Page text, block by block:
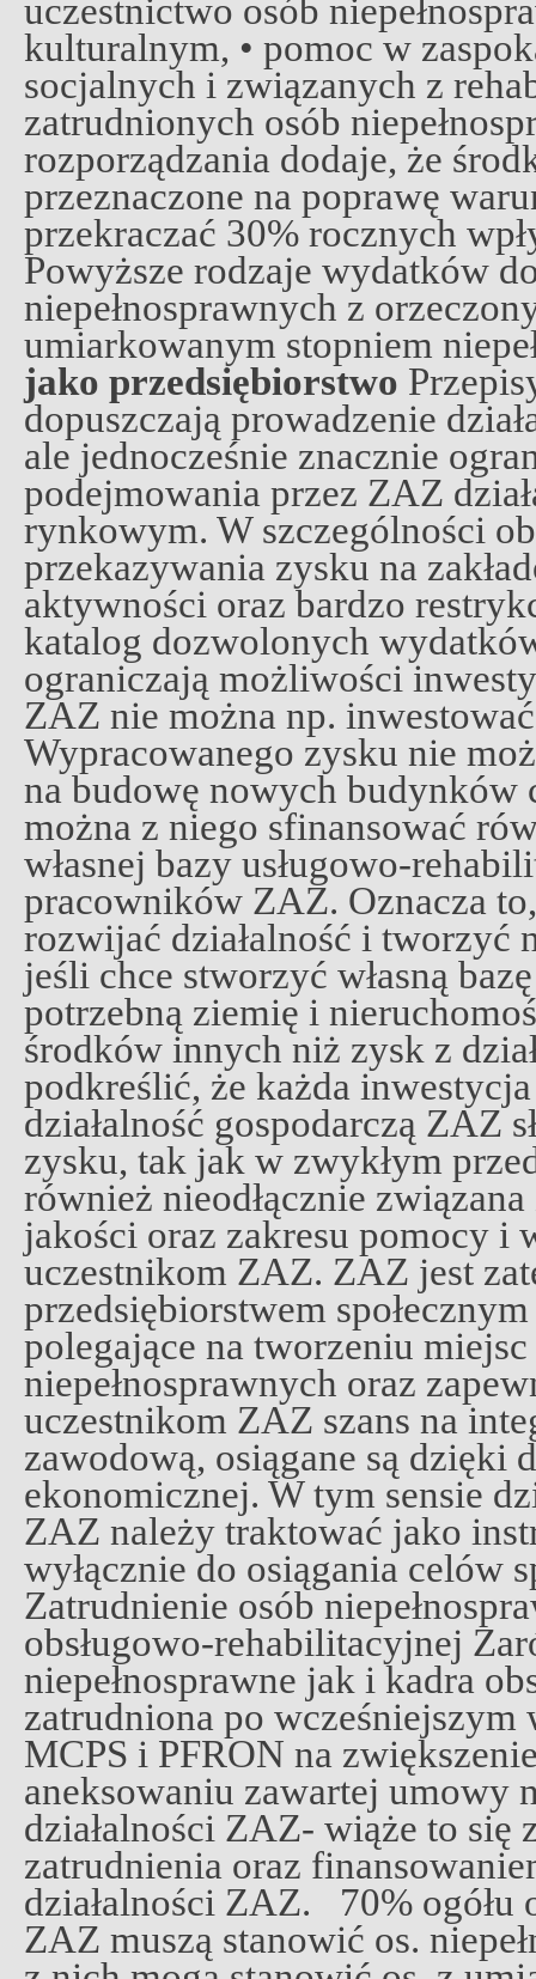
uczestnictwo osób
kulturalnym, • pomoc w
socjalnych i związanych z
zatrudnionych osób
rozporządzania dodaje, że
przeznaczone na poprawę
przekraczać 30% rocznych
Powyższe rodzaje wydatków
niepełnosprawnych z
umiarkowanym stopniem
jako przedsiębiorstwo
dopuszczają prowadzenie
ale jednocześnie znacznie
podejmowania przez ZAZ
rynkowym. W szczególności
przekazywania zysku na
aktywności oraz bardzo
katalog dozwolonych
ograniczają możliwości
ZAZ nie można np.
Wypracowanego zysku nie
na budowę nowych budynków
można z niego sfinansować
własnej bazy usługowo-
pracowników ZAZ. Oznacza
rozwijać działalność i tworzyć
jeśli chce stworzyć własną
potrzebną ziemię i
środków innych niż zysk z
podkreślić, że każda
działalność gospodarczą ZAZ
zysku, tak jak w zwykłym
również nieodłącznie
jakości oraz zakresu pomocy i
uczestnikom ZAZ. ZAZ jest
przedsiębiorstwem
polegające na tworzeniu
niepełnosprawnych oraz
uczestnikom ZAZ szans na
zawodową, osiągane są dzięki
ekonomicznej. W tym sensie
ZAZ należy traktować jako
wyłącznie do osiągania celów
Zatrudnienie osób
obsługowo-rehabilitacyjnej
niepełnosprawne jak i kadra
zatrudniona po wcześniejszym
MCPS i PFRON na
aneksowaniu zawartej umowy
działalności ZAZ- wiąże to się
zatrudnienia oraz
działalności ZAZ. 70% ogółu
ZAZ muszą stanowić os.